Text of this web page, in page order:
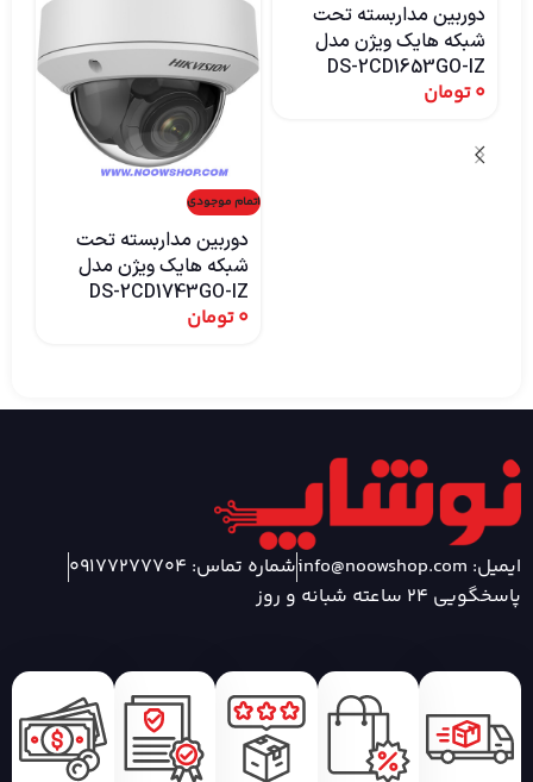
دوربین مداربسته تحت
شبکه هایک ویژن مدل
DS-2CD1653GO-IZ
0تومان
اتمام موجودی
دوربین مداربسته تحت
شبکه هایک ویژن مدل
DS-2CD1743GO-IZ
0تومان
ایمیل: info@noowshop.com
شماره تماس: 09177277704
پاسخگویی 24 ساعته شبانه و روز